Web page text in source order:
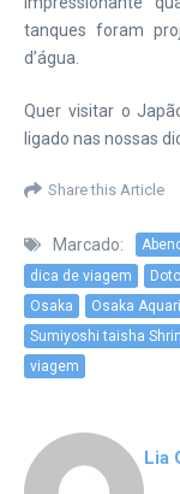
tanques foram
d’água.
Quer visitar o
ligado nas nossas
Share this Article
Marcado:
dica de viagem
Osaka
Osaka
Sumiyoshi taisha
viagem
Lia